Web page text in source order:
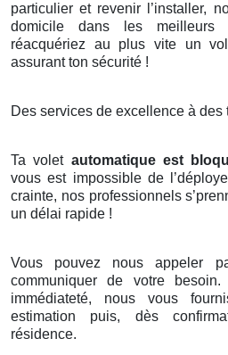
particulier et revenir l’installer,
domicile dans les
réacquériez au plus vite un
assurant ton sécurité !
Des services de excellence à des
Ta volet automatique est
vous est impossible de
crainte, nos professionnels
un délai rapide !
Vous pouvez nous appeler
communiquer de votre
immédiateté, nous vous
estimation puis, dès
résidence.